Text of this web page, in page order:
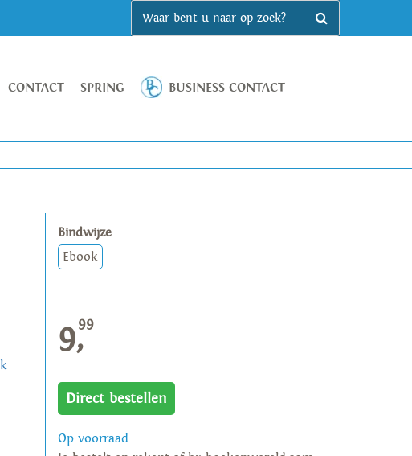
CONTACT SPRING BUSINESS CONTACT
Bindwijze
Ebook
9,99
Direct bestellen
Op voorraad